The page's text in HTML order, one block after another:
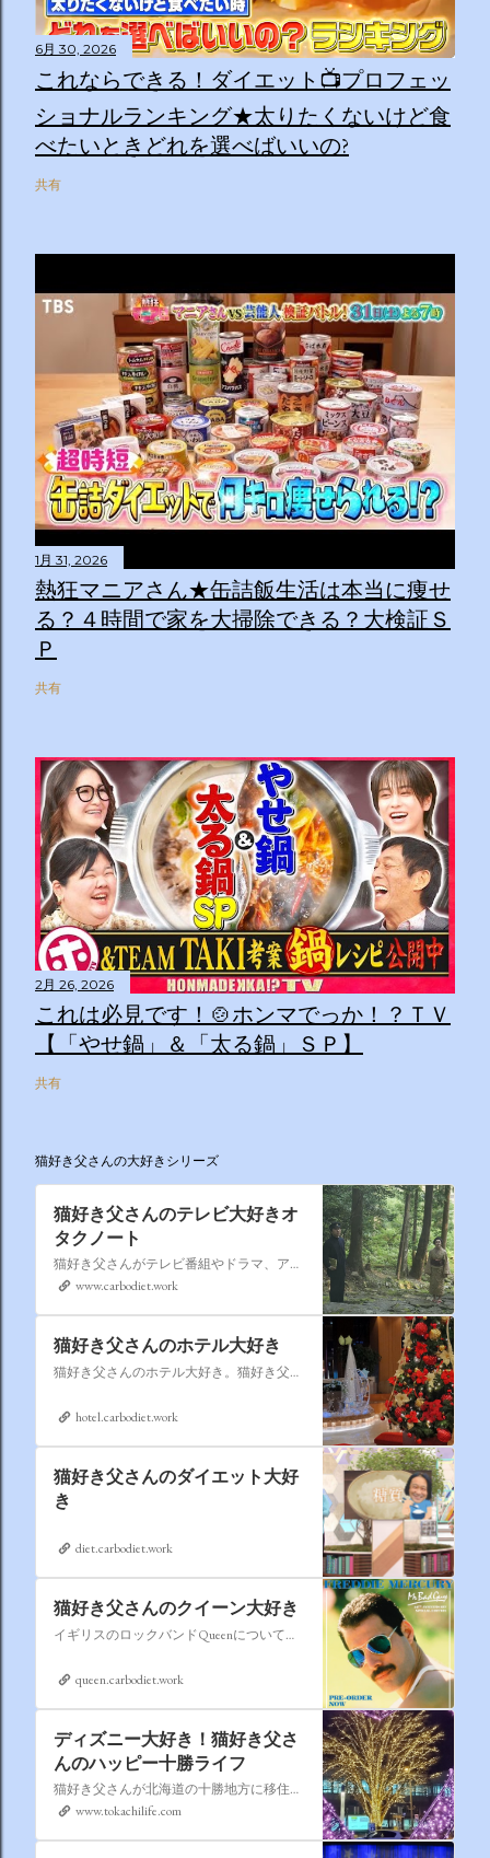
6月 30, 2026
これならできる！ダイエット📺プロフェッ
ショナルランキング★太りたくないけど食
べたいときどれを選べばいいの?
共有
1月 31, 2026
熱狂マニアさん★缶詰飯生活は本当に痩せ
る？４時間で家を大掃除できる？大検証Ｓ
Ｐ
共有
2月 26, 2026
これは必見です！🍲ホンマでっか！？ＴＶ
【「やせ鍋」＆「太る鍋」ＳＰ】
共有
猫好き父さんの大好きシリーズ
猫好き父さんのテレビ大好きオ
タクノート
猫好き父さんがテレビ番組やドラマ、アニメ、特撮ヒーロー,そしてダイエットについて書いたブログです。
www.carbodiet.work
猫好き父さんのホテル大好き
猫好き父さんのホテル大好き。猫好き父さんが宿泊したホテルの情報を徒然なるままに書いていきます。
hotel.carbodiet.work
猫好き父さんのダイエット大好
き
diet.carbodiet.work
猫好き父さんのクイーン大好き
イギリスのロックバンドQueenについての情報をアップします。
queen.carbodiet.work
ディズニー大好き！猫好き父さ
んのハッピー十勝ライフ
猫好き父さんが北海道の十勝地方に移住しました。なれない北海道の暮らしについてお伝えします。
www.tokachilife.com